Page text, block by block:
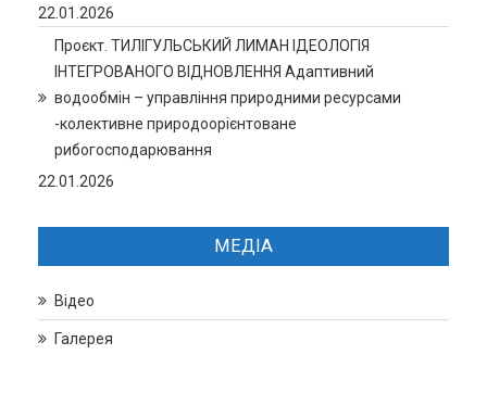
22.01.2026
Проєкт. ТИЛІГУЛЬСЬКИЙ ЛИМАН ІДЕОЛОГІЯ
ІНТЕГРОВАНОГО ВІДНОВЛЕННЯ Адаптивний
водообмін – управління природними ресурсами
-колективне природоорієнтоване
рибогосподарювання
22.01.2026
МЕДІА
Відео
Галерея